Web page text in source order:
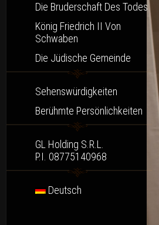
Die Bruderschaft Des Todes
König Friedrich II Von
Schwaben
Die Jüdische Gemeinde
Sehenswürdigkeiten
Berühmte Persönlichkeiten
GL Holding S.r.l.
P.I. 08775140968
Deutsch